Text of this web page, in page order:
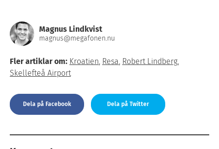
Magnus Lindkvist
magnus@megafonen.nu
Fler artiklar om: Kroatien, Resa, Robert Lindberg,
Skellefteå Airport
Dela på Facebook Dela på Twitter